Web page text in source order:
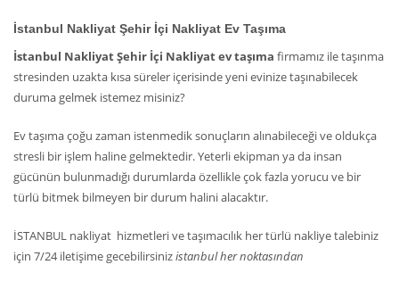
İstanbul Nakliyat Şehir İçi Nakliyat Ev Taşıma
İstanbul Nakliyat Şehir İçi Nakliyat ev taşıma firmamız ile taşınma
stresinden uzakta kısa süreler içerisinde yeni evinize taşınabilecek
duruma gelmek istemez misiniz?
Ev taşıma çoğu zaman istenmedik sonuçların alınabileceği ve oldukça
stresli bir işlem haline gelmektedir. Yeterli ekipman ya da insan
gücünün bulunmadığı durumlarda özellikle çok fazla yorucu ve bir
türlü bitmek bilmeyen bir durum halini alacaktır.
İSTANBUL nakliyat hizmetleri ve taşımacılık her türlü nakliye talebiniz
için 7/24 iletişime gecebilirsinizistanbul her noktasından